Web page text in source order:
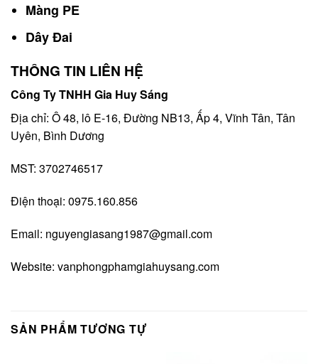
Màng PE
Dây Đai
THÔNG TIN LIÊN HỆ
Công Ty TNHH Gia Huy Sáng
Địa chỉ: Ô 48, lô E-16, Đường NB13, Ấp 4, Vĩnh Tân, Tân
Uyên, Bình Dương
MST: 3702746517
Điện thoại: 0975.160.856
Email: nguyengiasang1987@gmail.com
Website: vanphongphamgiahuysang.com
SẢN PHẨM TƯƠNG TỰ